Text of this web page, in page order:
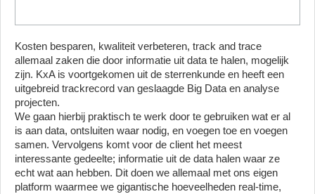
Kosten besparen, kwaliteit verbeteren, track and trace
allemaal zaken die door informatie uit data te halen, mogelijk
zijn. KxA is voortgekomen uit de sterrenkunde en heeft een
uitgebreid trackrecord van geslaagde Big Data en analyse
projecten.
We gaan hierbij praktisch te werk door te gebruiken wat er al
is aan data, ontsluiten waar nodig, en voegen toe en voegen
samen. Vervolgens komt voor de client het meest
interessante gedeelte; informatie uit de data halen waar ze
echt wat aan hebben. Dit doen we allemaal met ons eigen
platform waarmee we gigantische hoeveelheden real-time,